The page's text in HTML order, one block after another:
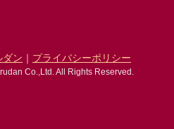
ダン ｜ プライバシーポリシー
Co.,Ltd. All Rights Reserved.